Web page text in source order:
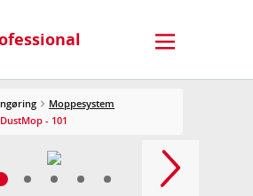
Moppesystem
DustMop - 101